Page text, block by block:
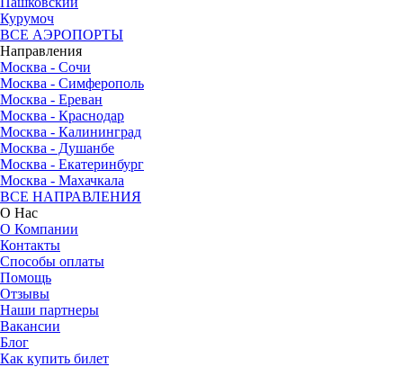
Курумоч
ВСЕ АЭРОПОРТЫ
Направления
Москва - Сочи
Москва - Симферополь
Москва - Ереван
Москва - Краснодар
Москва - Калининград
Москва - Душанбе
Москва - Екатеринбург
Москва - Махачкала
ВСЕ НАПРАВЛЕНИЯ
О Нас
О Компании
Контакты
Способы оплаты
Помощь
Отзывы
Наши партнеры
Вакансии
Блог
Как купить билет